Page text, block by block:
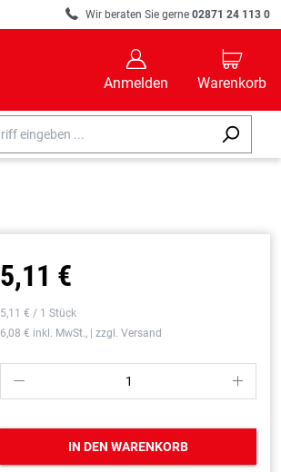
R Wir beraten Sie gerne 02871 24 113 0
B
Anmelden
C
Warenkorb
5,11 €
5,11 € / 1 Stück
6,08 € inkl. MwSt., | zzgl. Versand
P S
IN DEN WARENKORB